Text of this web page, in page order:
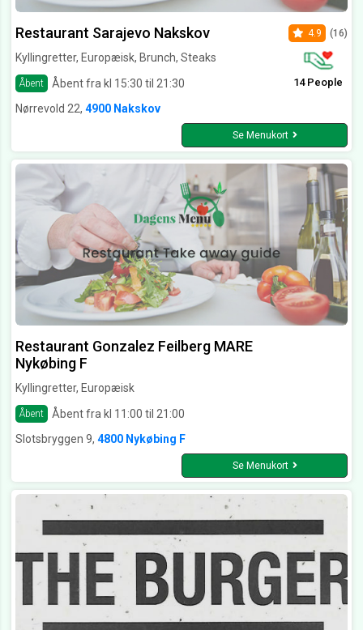
Restaurant Sarajevo Nakskov
Kyllingretter, Europæisk, Brunch, Steaks
Åbent Åbent fra kl 15:30 til 21:30
4.9 (16)
14 People
Nørrevold 22, 4900 Nakskov
Se Menukort
Restaurant Gonzalez Feilberg MARE
Nykøbing F
Kyllingretter, Europæisk
Åbent
Åbent fra kl 11:00 til 21:00
Slotsbryggen 9, 4800 Nykøbing F
Se Menukort